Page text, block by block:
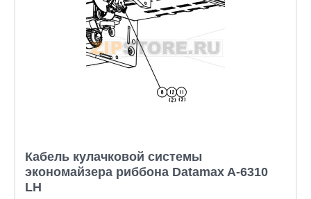
Кабель кулачковой системы
экономайзера риббона Datamax A-6310
LH